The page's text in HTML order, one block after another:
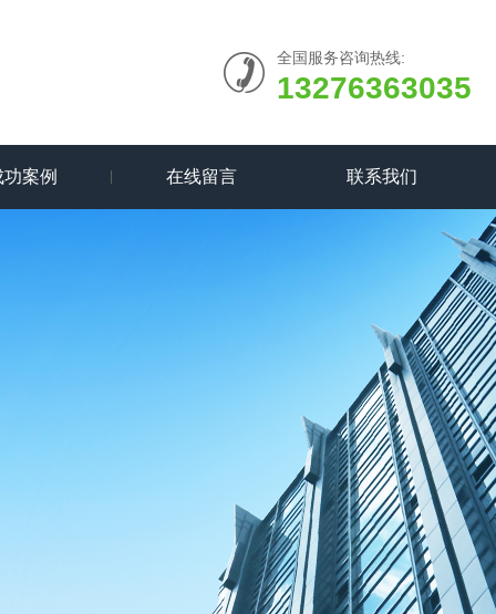
全国服务咨询热线:
13276363035
功案例 在线留言 联系我们